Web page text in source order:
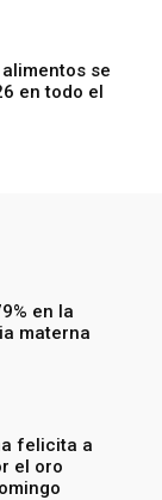
se
en todo el
en la
materna
felicita a
el oro